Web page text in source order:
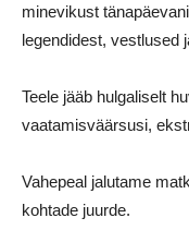
minevikust
legendidest, vestlused
Teele jääb hulgaliselt
vaatamisväärsusi,
Vahepeal jalutame
kohtade juurde.